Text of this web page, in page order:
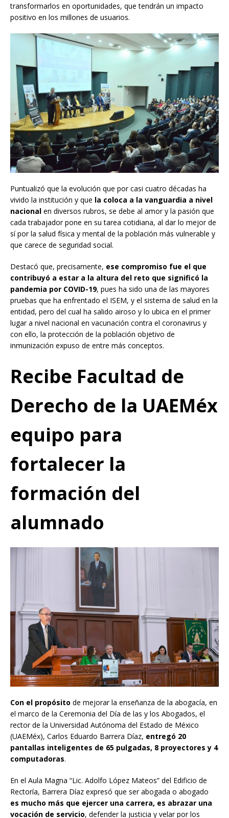
transformarlos en oportunidades, que tendrán un impacto
positivo en los millones de usuarios.
Puntualizó que la evolución que por casi cuatro décadas ha
vivido la institución y que la coloca a la vanguardia a nivel
nacional en diversos rubros, se debe al amor y la pasión que
cada trabajador pone en su tarea cotidiana, al dar lo mejor de
sí por la salud física y mental de la población más vulnerable y
que carece de seguridad social.
Destacó que, precisamente, ese compromiso fue el que
contribuyó a estar a la altura del reto que significó la
pandemia por COVID-19, pues ha sido una de las mayores
pruebas que ha enfrentado el ISEM, y el sistema de salud en la
entidad, pero del cual ha salido airoso y lo ubica en el primer
lugar a nivel nacional en vacunación contra el coronavirus y
con ello, la protección de la población objetivo de
inmunización expuso de entre más conceptos.
Recibe Facultad de
Derecho de la UAEMéx
equipo para
fortalecer la
formación del
alumnado
Con el propósito de mejorar la enseñanza de la abogacía, en
el marco de la Ceremonia del Día de las y los Abogados, el
rector de la Universidad Autónoma del Estado de México
(UAEMéx), Carlos Eduardo Barrera Díaz, entregó 20
pantallas inteligentes de 65 pulgadas, 8 proyectores y 4
computadoras.
En el Aula Magna “Lic. Adolfo López Mateos” del Edificio de
Rectoría, Barrera Díaz expresó que ser abogada o abogado
es mucho más que ejercer una carrera, es abrazar una
vocación de servicio, defender la justicia y velar por los